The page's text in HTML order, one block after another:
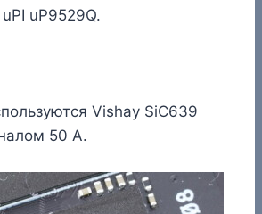
uP9529Q.
Vishay SiC639
50 А.